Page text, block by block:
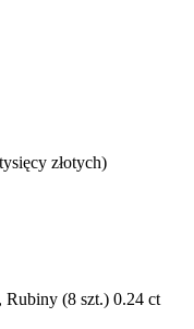
złotych)
Rubiny (8 szt.) 0.24 ct